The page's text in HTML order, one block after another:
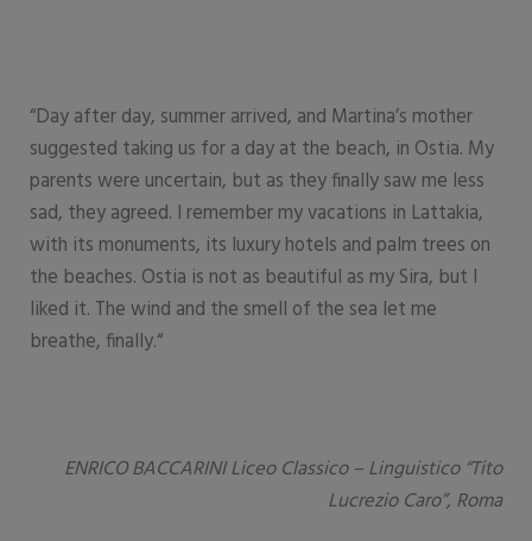
“Day after day, summer arrived, and Martina’s mother
suggested taking us for a day at the beach, in Ostia. My
parents were uncertain, but as they finally saw me less
sad, they agreed. I remember my vacations in Lattakia,
with its monuments, its luxury hotels and palm trees on
the beaches. Ostia is not as beautiful as my Sira, but I
liked it. The wind and the smell of the sea let me
breathe, finally.“
ENRICO BACCARINI Liceo Classico – Linguistico “Tito
Lucrezio Caro”, Roma